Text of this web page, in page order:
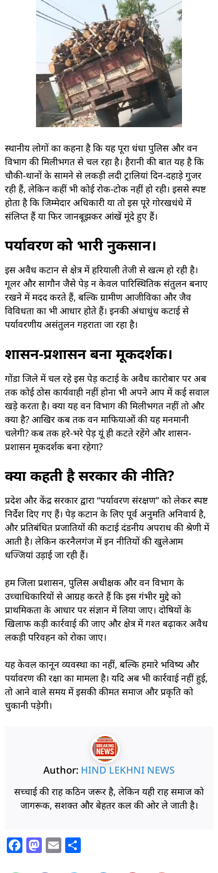
स्थानीय लोगों का कहना है कि यह पूरा धंधा पुलिस और वन
विभाग की मिलीभगत से चल रहा है। हैरानी की बात यह है कि
चौकी-थानों के सामने से लकड़ी लदी ट्रालियां दिन-दहाड़े गुजर
रही हैं, लेकिन कहीं भी कोई रोक-टोक नहीं हो रही। इससे स्पष्ट
होता है कि जिम्मेदार अधिकारी या तो इस पूरे गोरखधंधे में
संलिप्त हैं या फिर जानबूझकर आंखें मूंदे हुए हैं।
पर्यावरण को भारी नुकसान।
इस अवैध कटान से क्षेत्र में हरियाली तेजी से खत्म हो रही है।
गूलर और सागौन जैसे पेड़ न केवल पारिस्थितिक संतुलन बनाए
रखने में मदद करते हैं, बल्कि ग्रामीण आजीविका और जैव
विविधता का भी आधार होते हैं। इनकी अंधाधुंध कटाई से
पर्यावरणीय असंतुलन गहराता जा रहा है।
शासन-प्रशासन बना मूकदर्शक।
गोंडा जिले में चल रहे इस पेड़ कटाई के अवैध कारोबार पर अब
तक कोई ठोस कार्यवाही नहीं होना भी अपने आप में कई सवाल
खड़े करता है। क्या यह वन विभाग की मिलीभगत नहीं तो और
क्या है? आखिर कब तक वन माफियाओं की यह मनमानी
चलेगी? कब तक हरे-भरे पेड़ यूं ही कटते रहेंगे और शासन-
प्रशासन मूकदर्शक बना रहेगा?
क्या कहती है सरकार की नीति?
प्रदेश और केंद्र सरकार द्वारा “पर्यावरण संरक्षण” को लेकर स्पष्ट
निर्देश दिए गए हैं। पेड़ कटान के लिए पूर्व अनुमति अनिवार्य है,
और प्रतिबंधित प्रजातियों की कटाई दंडनीय अपराध की श्रेणी में
आती है। लेकिन करनैलगंज में इन नीतियों की खुलेआम
धज्जियां उड़ाई जा रही हैं।
हम जिला प्रशासन, पुलिस अधीक्षक और वन विभाग के
उच्चाधिकारियों से आग्रह करते हैं कि इस गंभीर मुद्दे को
प्राथमिकता के आधार पर संज्ञान में लिया जाए। दोषियों के
खिलाफ कड़ी कार्रवाई की जाए और क्षेत्र में गश्त बढ़ाकर अवैध
लकड़ी परिवहन को रोका जाए।
यह केवल कानून व्यवस्था का नहीं, बल्कि हमारे भविष्य और
पर्यावरण की रक्षा का मामला है। यदि अब भी कार्रवाई नहीं हुई,
तो आने वाले समय में इसकी कीमत समाज और प्रकृति को
चुकानी पड़ेगी।
Author: HIND LEKHNI NEWS
सच्चाई की राह कठिन जरूर है, लेकिन यही राह समाज को
जागरूक, सशक्त और बेहतर कल की ओर ले जाती है।
F M E